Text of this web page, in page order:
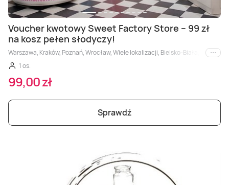
Voucher kwotowy Sweet Factory Store – 99 zł
na kosz pełen słodyczy!
Warszawa, Kraków, Poznań, Wrocław, Wiele lokalizacji, Bielsko-Biała,
i inne
1 os.
99,00 zł
Sprawdź